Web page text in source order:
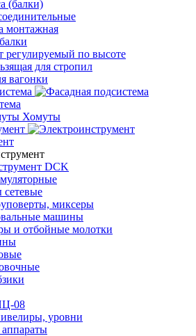
(балки)
монтажная
регулируемый по высоте
для стропил
вагонки
Хомуты
DCK
сетевые
миксеры
машины
и отбойные молотки
08
уровни